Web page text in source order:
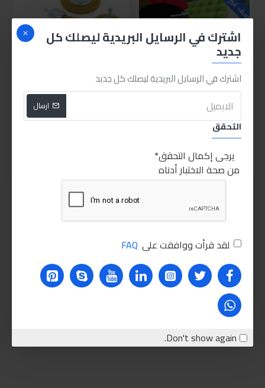
اشترك في الرسايل البريدية ليصلك كل
جديد
اشترك في الرسايل البريدية ليصلك كل جديد
ارسال
التحقق
يرجى إكمال التحقق
من صحة الاختبار أدناه
لقد قرأت ووافقت على FAQ
Don't show again.
90.00LE
اضافة للسلة